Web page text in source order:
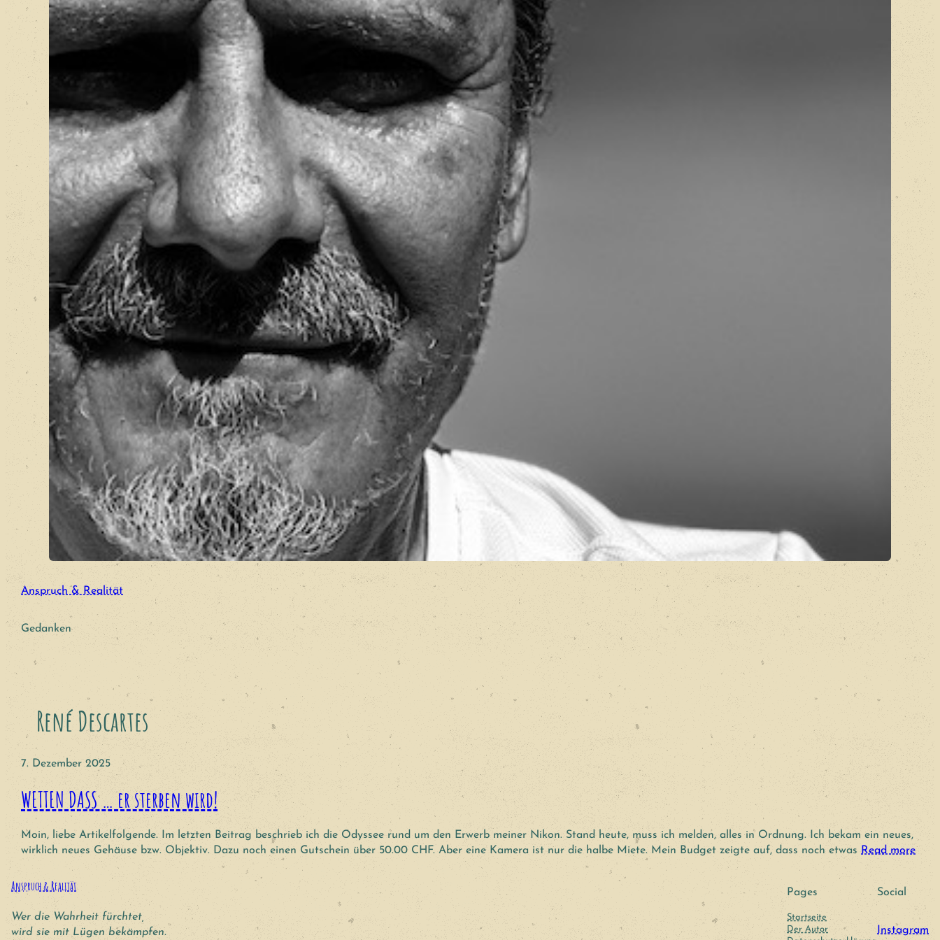
Anspruch & Realität
Gedanken
René Descartes
7. Dezember 2025
WETTEN DASS … er sterben wird!
Moin, liebe Artikelfolgende. Im letzten Beitrag beschrieb ich die Odyssee rund um den Erwerb meiner Nikon. Stand heute, muss ich melden, alles in Ordnung. Ich bekam ein neues,
wirklich neues Gehäuse bzw. Objektiv. Dazu noch einen Gutschein über 50.00 CHF. Aber eine Kamera ist nur die halbe Miete. Mein Budget zeigte auf, dass noch etwas Read more
Anspruch & Realität
Wer die Wahrheit fürchtet,
wird sie mit Lügen bekämpfen.
Pages
Startseite
Der Autor
Social
Instagram